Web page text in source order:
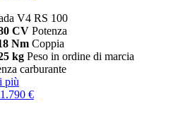
V4 RS 100
CV Potenza
Nm Coppia
kg Peso in ordine di marcia
carburante
più
€